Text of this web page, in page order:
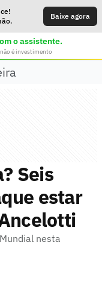
Baixe agora
o assistente.
é investimento
Seis
estar
nesta